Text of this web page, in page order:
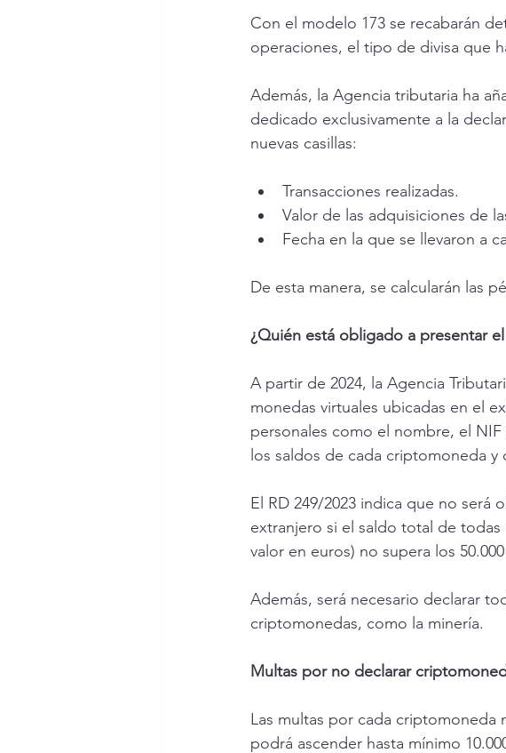
Con el modelo 173 se recabarán
operaciones, el tipo de divisa que
Además, la Agencia tributaria ha
dedicado exclusivamente a la
nuevas casillas:
Transacciones realizadas.
Valor de las adquisiciones de
Fecha en la que se llevaron a
De esta manera, se calcularán las
¿Quién está obligado a presentar
A partir de 2024, la Agencia
monedas virtuales ubicadas en el
personales como el nombre, el
los saldos de cada criptomoneda y
El RD 249/2023 indica que no
extranjero si el saldo total de
valor en euros) no supera los
Además, será necesario declarar
criptomonedas, como la minería.
Multas por no declarar
Las multas por cada criptomoneda
podrá ascender hasta mínimo